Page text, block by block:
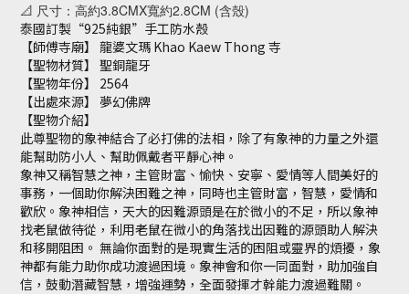
📐 尺寸：高約3.8CMX寬約2.8CM (含殼)
泰國訂製 “925純銀” 手工防水殼
【師傅寺廟】 龍婆文瑪 Khao Kaew Thong 寺
【聖物材質】 聖銅龍牙
【聖物年份】
2564
【出處來源】 夢幻佛牌
【聖物介紹】
此尊聖物的象神結合了必打佛的法相，除了有象神的力量之外還
能幫助防小人、幫助佩戴者平靜心神。
象神又稱智慧之神，主管財富、愉快、安寧、愛情等人間美好的
事務，一個助你解決困難之神，同時也主管財富，智慧，愛情和
歡欣。象神相信，天大的因難源頭是在於微小的不足，所以象神
找老鼠做待從，利用老鼠在微小的角落找出因難的源頭助人解決
和移開阻困。 無論你面對的是現實生活的困阻或靈界的煩擾，象
神都有能力助你成功渡過困境。象神會和你一同面對，助加強自
信，鼓動潛藏智慧，增強運勢，全面發揮才幹能力渡過難關。